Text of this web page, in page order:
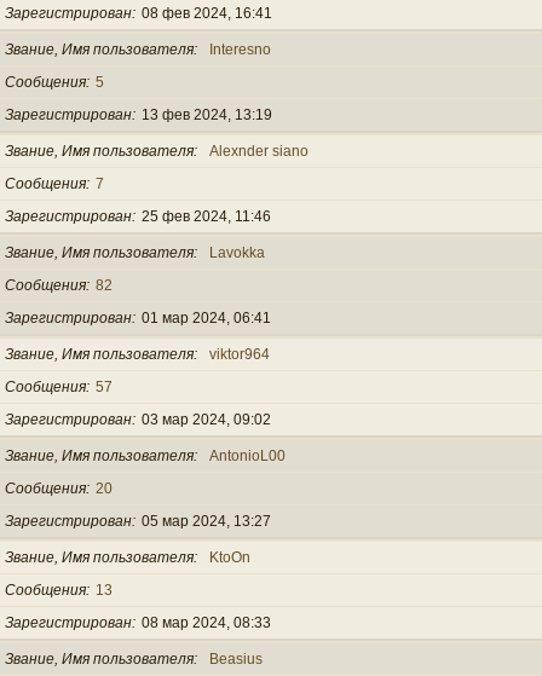
Зарегистрирован 08 фев 2024, 16:41
Звание, Имя пользователя
Interesno
Сообщения 5
Зарегистрирован
13 фев 2024, 13:19
Звание, Имя пользователя
Alexnder siano
Сообщения 7
Зарегистрирован 25 фев 2024, 11:46
Звание, Имя пользователя
Lavokka
Сообщения 82
Зарегистрирован 01 мар 2024, 06:41
Звание, Имя пользователя
viktor964
Сообщения 57
Зарегистрирован 03 мар 2024, 09:02
Звание, Имя пользователя
AntonioL00
Сообщения 20
Зарегистрирован 05 мар 2024, 13:27
Звание, Имя пользователя
KtoOn
Сообщения
13
Зарегистрирован 08 мар 2024, 08:33
Звание, Имя пользователя
Beasius